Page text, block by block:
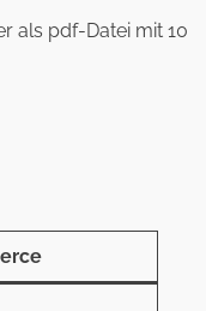
als pdf-Datei mit 10